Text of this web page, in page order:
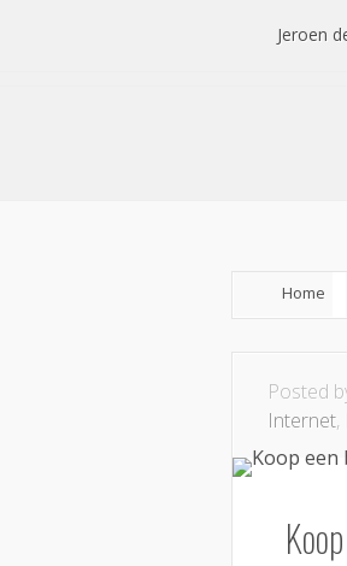
Jeroen
Home
Posted
Internet,